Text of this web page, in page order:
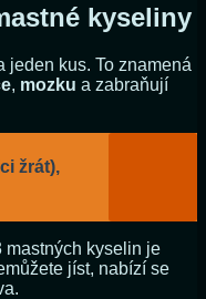
kyseliny
jeden kus. To znamená
, mozku a zabraňují
žrát),
mastných kyselin je
jíst, nabízí se